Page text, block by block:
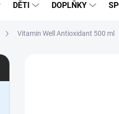
DĚTI DOPLŇKY
Vitamin Well Antioxidant 500 ml